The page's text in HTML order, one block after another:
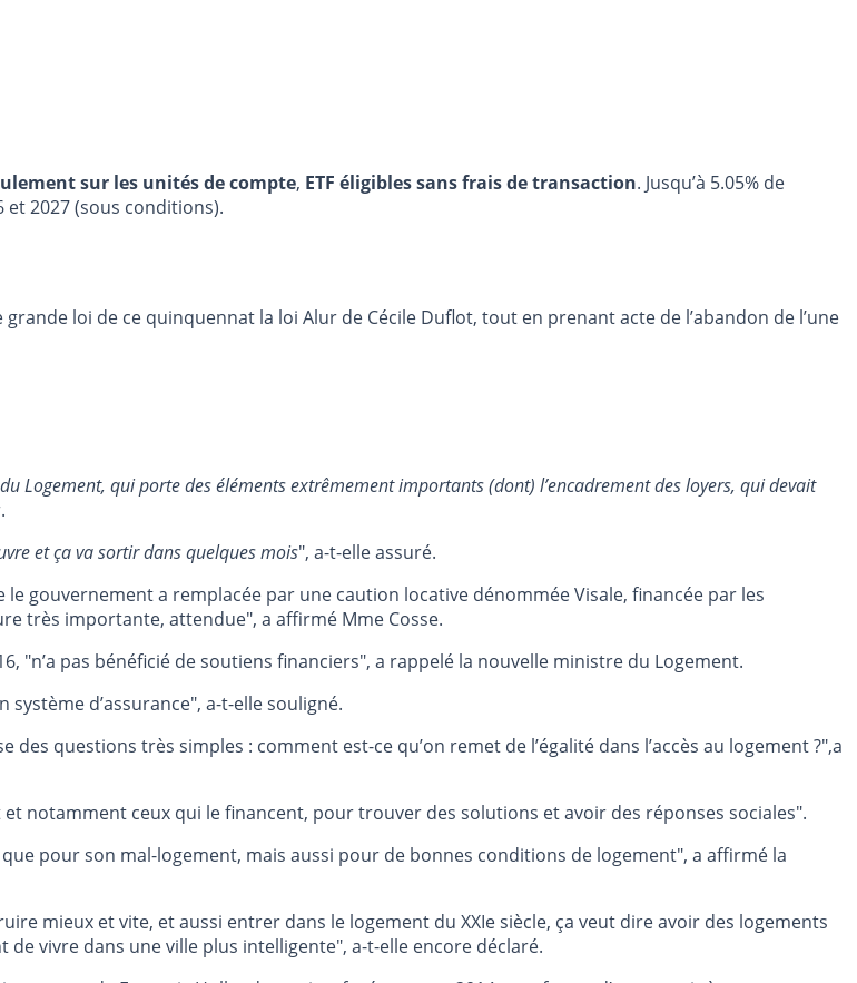
sur les unités de compte, ETF éligibles sans frais de transaction. Jusqu’à 5.05% de
et 2027 (sous conditions).
loi de ce quinquennat la loi Alur de Cécile Duflot, tout en prenant acte de l’abandon de l’une
Logement, qui porte des éléments extrêmement importants (dont) l’encadrement des loyers, qui devait
et ça va sortir dans quelques mois", a-t-elle assuré.
gouvernement a remplacée par une caution locative dénommée Visale, financée par les
très importante, attendue", a affirmé Mme Cosse.
"n’a pas bénéficié de soutiens financiers", a rappelé la nouvelle ministre du Logement.
d’assurance", a-t-elle souligné.
questions très simples : comment est-ce qu’on remet de l’égalité dans l’accès au logement ?",a
notamment ceux qui le financent, pour trouver des solutions et avoir des réponses sociales".
pour son mal-logement, mais aussi pour de bonnes conditions de logement", a affirmé la
mieux et vite, et aussi entrer dans le logement du XXIe siècle, ça veut dire avoir des logements
vivre dans une ville plus intelligente", a-t-elle encore déclaré.